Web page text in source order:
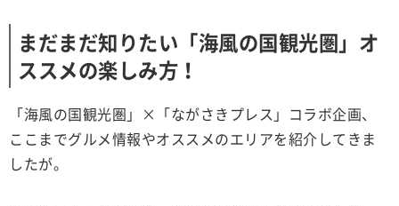
まだまだ知りたい「海風の国観光圏」オ
ススメの楽しみ方！
「海風の国観光圏」×「ながさきプレス」コラボ企画、
ここまでグルメ情報やオススメのエリアを紹介してきま
したが。